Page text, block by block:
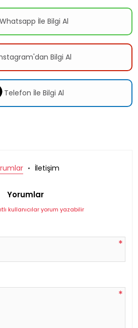
Whatsapp İle Bilgi Al
Bilgi Al
Telefon İle Bilgi Al
İletişim
Yorumlar
kullanıcılar yorum yazabilir
*
*